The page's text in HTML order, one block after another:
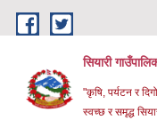
Skip to main content
सियारी
"कृषि, पर्यटन र
स्वच्छ र समृद्ध